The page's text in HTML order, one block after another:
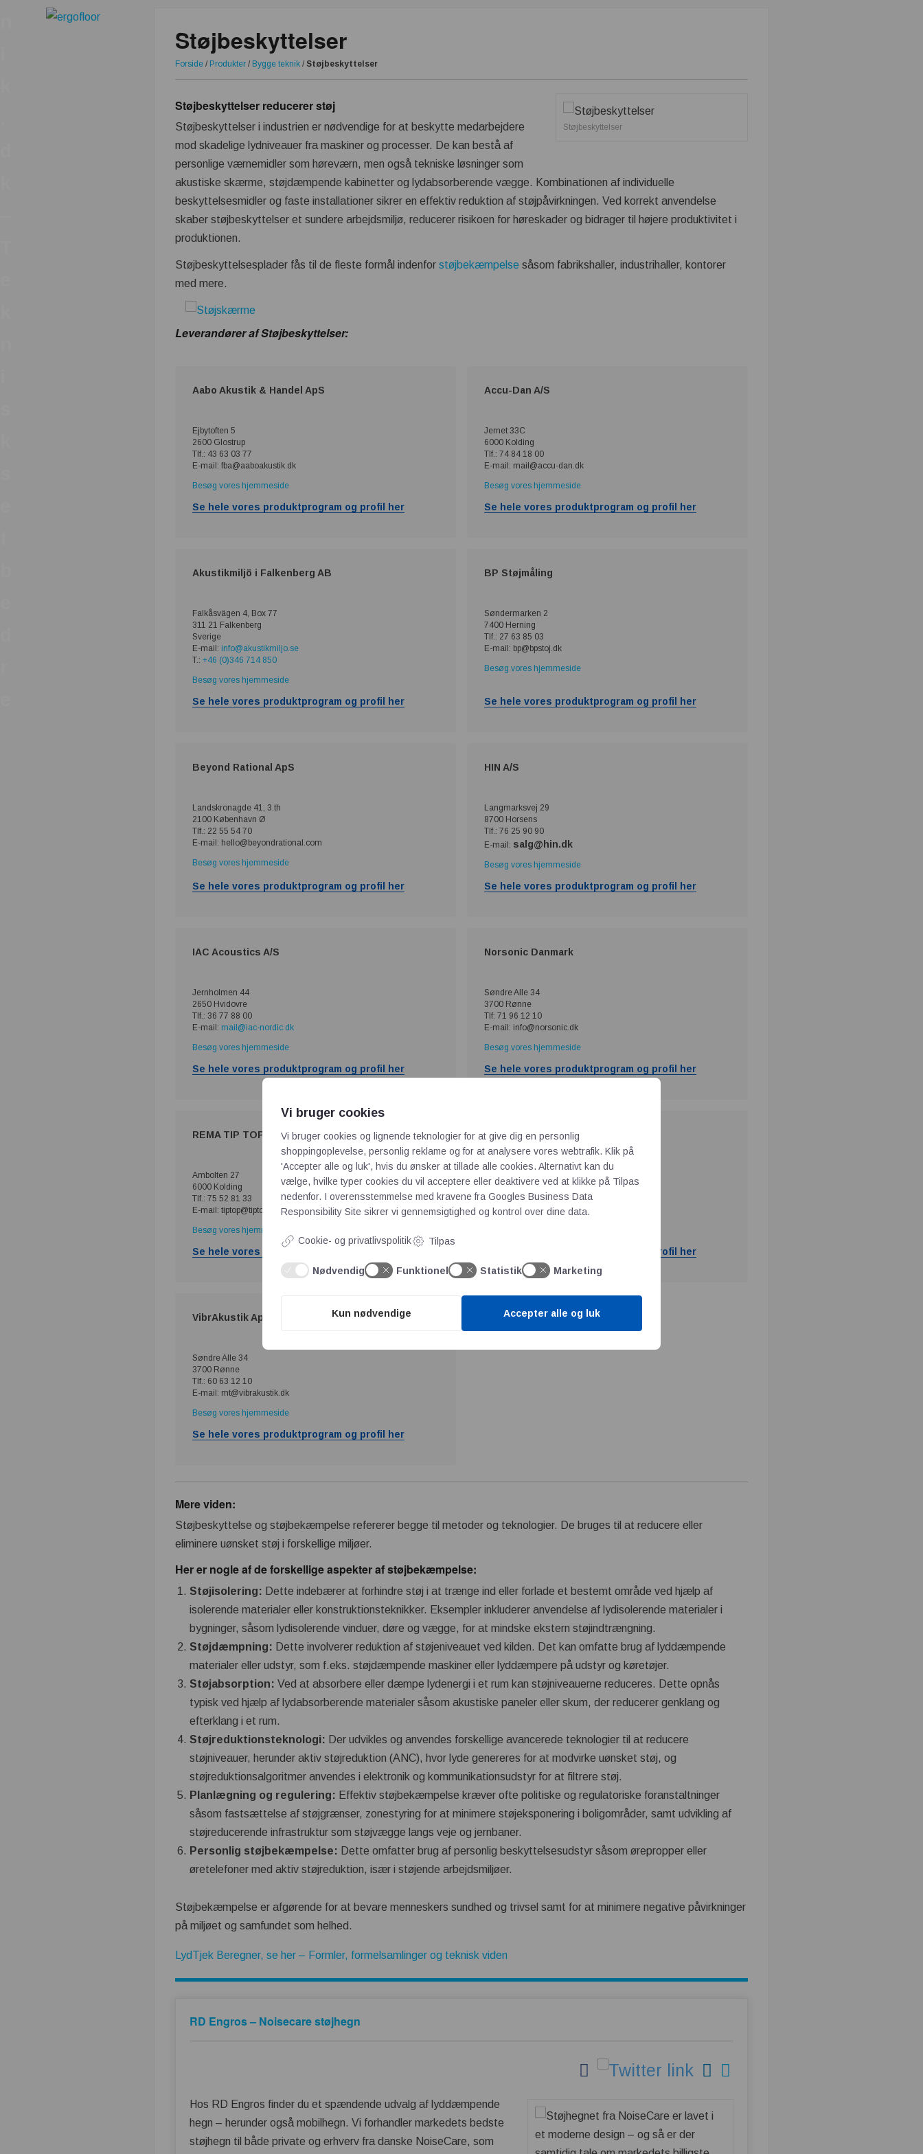
Støjbeskyttelser
Forside / Produkter / Bygge teknik / Støjbeskyttelser
Støjbeskyttelser
Støjbeskyttelser reducerer støj
Støjbeskyttelser i industrien er nødvendige for at beskytte medarbejdere
mod skadelige lydniveauer fra maskiner og processer. De kan bestå af
personlige værnemidler som høreværn, men også tekniske løsninger som
akustiske skærme, støjdæmpende kabinetter og lydabsorberende vægge. Kombinationen af individuelle
beskyttelsesmidler og faste installationer sikrer en effektiv reduktion af støjpåvirkningen. Ved korrekt anvendelse
skaber støjbeskyttelser et sundere arbejdsmiljø, reducerer risikoen for høreskader og bidrager til højere produktivitet i
produktionen.
Støjbeskyttelsesplader fås til de fleste formål indenforstøjbekæmpelse såsom fabrikshaller, industrihaller, kontorer
med mere.
Leverandører af Støjbeskyttelser:
Aabo Akustik & Handel ApS
Ejbytoften 5
2600 Glostrup
Tlf.: 43 63 03 77
E-mail: fba@aaboakustik.dk
Besøg vores hjemmeside
Se hele vores produktprogram og profil her
Accu-Dan A/S
Jernet 33C
6000 Kolding
Tlf.: 74 84 18 00
E-mail: mail@accu-dan.dk
Besøg vores hjemmeside
Se hele vores produktprogram og profil her
Akustikmiljö i Falkenberg AB
Falkåsvägen 4, Box 77
311 21 Falkenberg
Sverige
E-mail: info@akustikmiljo.se
T.:+46 (0)346 714 850
Besøg vores hjemmeside
Se hele vores produktprogram og profil her
BP Støjmåling
Søndermarken 2
7400 Herning
Tlf.: 27 63 85 03
E-mail: bp@bpstoj.dk
Besøg vores hjemmeside
Se hele vores produktprogram og profil her
Beyond Rational ApS
Landskronagde 41, 3.th
2100 København Ø
Tlf.: 22 55 54 70
E-mail: hello@beyondrational.com
Besøg vores hjemmeside
Se hele vores produktprogram og profil her
HIN A/S
Langmarksvej 29
8700 Horsens
Tlf.: 76 25 90 90
E-mail: salg@hin.dk
Besøg vores hjemmeside
Se hele vores produktprogram og profil her
IAC Acoustics A/S
Jernholmen 44
2650 Hvidovre
Tlf.: 36 77 88 00
E-mail: mail@iac-nordic.dk
Besøg vores hjemmeside
Se hele vores produktprogram og profil her
Norsonic Danmark
Søndre Alle 34
3700 Rønne
Tlf: 71 96 12 10
E-mail: info@norsonic.dk
Besøg vores hjemmeside
Se hele vores produktprogram og profil her
REMA TIP TOP Danmark A/S
Ambolten 27
6000 Kolding
Tlf.: 75 52 81 33
E-mail: tiptop@tiptop.dk
Besøg vores hjemmeside
Se hele vores produktprogram og profil her
Scan Convert A/S
5240 Odense NØ
Tlf: (+45) 66 10 91 01
Mail: info@scan-convert.com
Se hele vores produktprogram og profil her
VibrAkustik ApS
Søndre Alle 34
3700 Rønne
Tlf.: 60 63 12 10
E-mail: mt@vibrakustik.dk
Besøg vores hjemmeside
Se hele vores produktprogram og profil her
Mere viden:
Støjbeskyttelse og støjbekæmpelse refererer begge til metoder og teknologier. De bruges til at reducere eller
eliminere uønsket støj i forskellige miljøer.
Her er nogle af de forskellige aspekter af støjbekæmpelse:
Støjisolering: Dette indebærer at forhindre støj i at trænge ind eller forlade et bestemt område ved hjælp af
isolerende materialer eller konstruktionsteknikker. Eksempler inkluderer anvendelse af lydisolerende materialer i
bygninger, såsom lydisolerende vinduer, døre og vægge, for at mindske ekstern støjindtrængning.
Støjdæmpning: Dette involverer reduktion af støjeniveauet ved kilden. Det kan omfatte brug af lyddæmpende
materialer eller udstyr, som f.eks. støjdæmpende maskiner eller lyddæmpere på udstyr og køretøjer.
Støjabsorption: Ved at absorbere eller dæmpe lydenergi i et rum kan støjniveauerne reduceres. Dette opnås
typisk ved hjælp af lydabsorberende materialer såsom akustiske paneler eller skum, der reducerer genklang og
efterklang i et rum.
Støjreduktionsteknologi: Der udvikles og anvendes forskellige avancerede teknologier til at reducere
støjniveauer, herunder aktiv støjreduktion (ANC), hvor lyde genereres for at modvirke uønsket støj, og
støjreduktionsalgoritmer anvendes i elektronik og kommunikationsudstyr for at filtrere støj.
Planlægning og regulering: Effektiv støjbekæmpelse kræver ofte politiske og regulatoriske foranstaltninger
såsom fastsættelse af støjgrænser, zonestyring for at minimere støjeksponering i boligområder, samt udvikling af
støjreducerende infrastruktur som støjvægge langs veje og jernbaner.
Personlig støjbekæmpelse: Dette omfatter brug af personlig beskyttelsesudstyr såsom ørepropper eller
øretelefoner med aktiv støjreduktion, især i støjende arbejdsmiljøer.
Støjbekæmpelse er afgørende for at bevare menneskers sundhed og trivsel samt for at minimere negative påvirkninger
på miljøet og samfundet som helhed.
LydTjek Beregner, se her – Formler, formelsamlinger og teknisk viden
RD Engros – Noisecare støjhegn
Hos RD Engros finder du et spændende udvalg af lyddæmpende
hegn – herunder også mobilhegn. Vi forhandler markedets bedste
støjhegn til både private og erhverv fra danske NoiseCare, som
Vi bruger cookies
Vi bruger cookies og lignende teknologier for at give dig en personlig
shoppingoplevelse, personlig reklame og for at analysere vores webtrafik. Klik på
'Accepter alle og luk', hvis du ønsker at tillade alle cookies. Alternativt kan du
vælge, hvilke typer cookies du vil acceptere eller deaktivere ved at klikke på Tilpas
nedenfor. I overensstemmelse med kravene fra Googles Business Data
Responsibility Site sikrer vi gennemsigtighed og kontrol over dine data.
Cookie- og privatlivspolitik Tilpas
Nødvendig Funktionel Statistik Marketing
Kun nødvendige Accepter alle og luk